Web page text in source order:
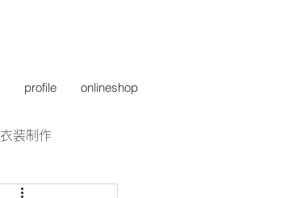
profile onlineshop
衣装制作